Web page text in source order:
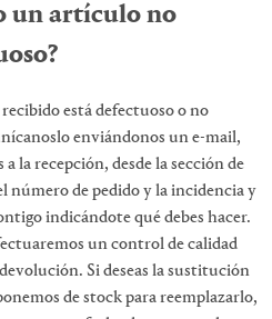
un artículo no
está defectuoso o no
enviándonos un e-mail,
la recepción, desde la sección de
número de pedido y la incidencia y
indicándote qué debes hacer.
un control de calidad
Si deseas la sustitución
de stock para reemplazarlo,